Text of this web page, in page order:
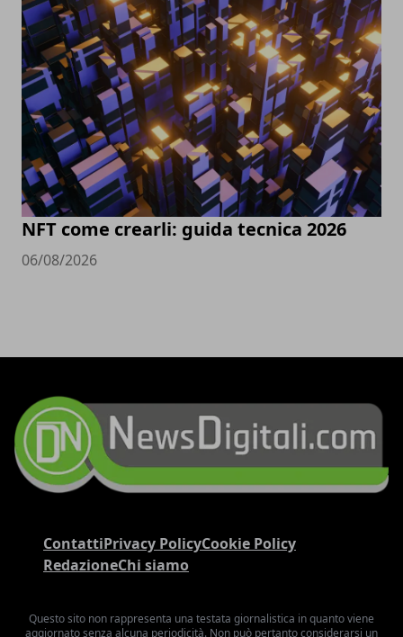
NFT come crearli: guida tecnica 2026
06/08/2026
ContattiPrivacy PolicyCookie Policy
RedazioneChi siamo
Questo sito non rappresenta una testata giornalistica in quanto viene
aggiornato senza alcuna periodicità. Non può pertanto considerarsi un